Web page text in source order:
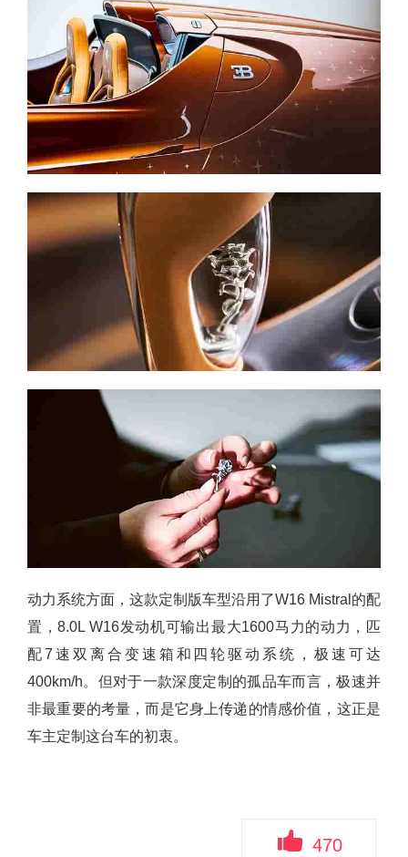
动力系统方面，这款定制版车型沿用了W16 Mistral的配
置，8.0L W16发动机可输出最大1600马力的动力，匹
配7速双离合变速箱和四轮驱动系统，极速可达
400km/h。但对于一款深度定制的孤品车而言，极速并
非最重要的考量，而是它身上传递的情感价值，这正是
车主定制这台车的初衷。
470